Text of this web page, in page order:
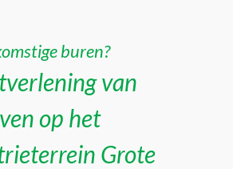
buren?
van
op het
Grote